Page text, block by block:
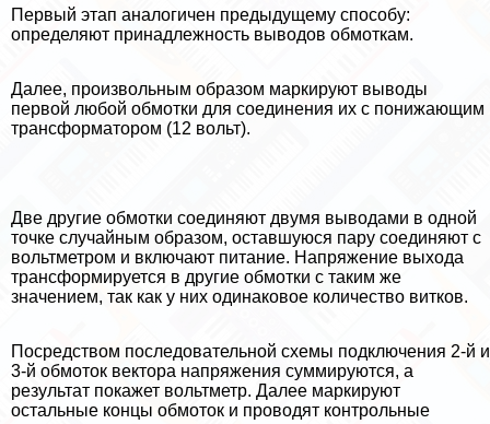
Первый этап аналогичен предыдущему способу:
определяют принадлежность выводов обмоткам.
Далее, произвольным образом маркируют выводы
первой любой обмотки для соединения их с понижающим
трaнcформатором (12 вольт).
Две другие обмотки соединяют двумя выводами в одной
точке случайным образом, оставшуюся пару соединяют с
вольтметром и включают питание. Напряжение выхода
трaнcформируется в другие обмотки с таким же
значением, так как у них одинаковое количество витков.
Посредством последовательной схемы подключения 2-й и
3-й обмоток вектора напряжения суммируются, а
результат покажет вольтметр. Далее маркируют
остальные концы обмоток и проводят контрольные